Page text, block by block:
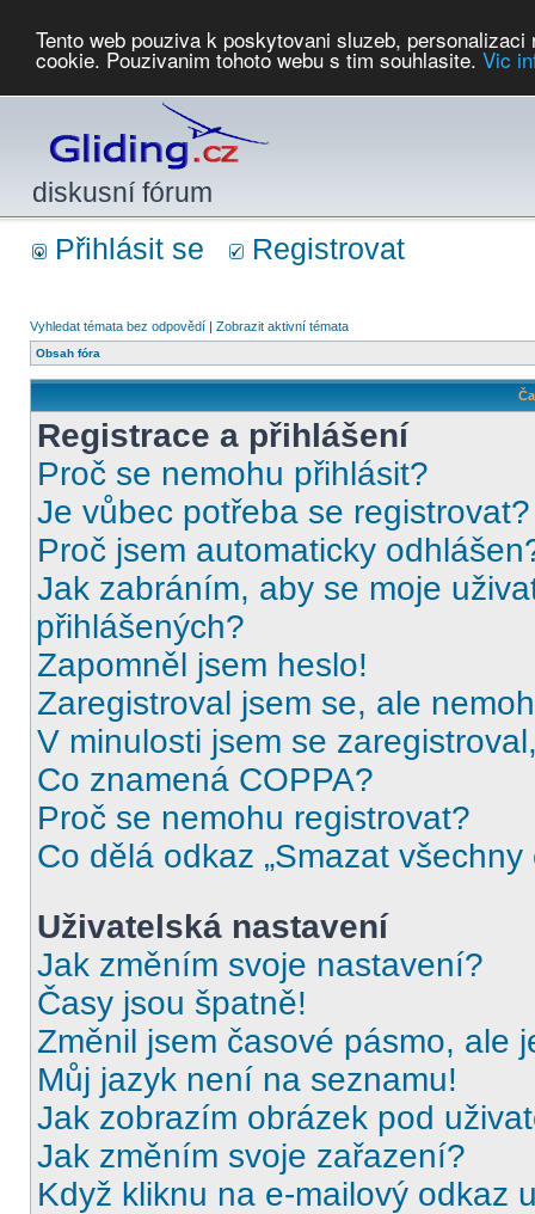
Tento web pouziva k poskytovani sluzeb,
cookie. Pouzivanim tohoto webu s tim souhlasite. Vic
diskusní fórum
Přihlásit se Registrovat
Vyhledat témata bez odpovědí | Zobrazit aktivní témata
Obsah fóra
Registrace a přihlášení
Proč se nemohu přihlásit?
Je vůbec potřeba se registrovat?
Proč jsem automaticky
Jak zabráním, aby se moje
přihlášených?
Zapomněl jsem heslo!
Zaregistroval jsem se, ale
V minulosti jsem se
Co znamená COPPA?
Proč se nemohu registrovat?
Co dělá odkaz „Smazat všechny
Uživatelská nastavení
Jak změním svoje nastavení?
Časy jsou špatně!
Změnil jsem časové pásmo, ale
Můj jazyk není na seznamu!
Jak zobrazím obrázek pod
Jak změním svoje zařazení?
Když kliknu na e-mailový odkaz